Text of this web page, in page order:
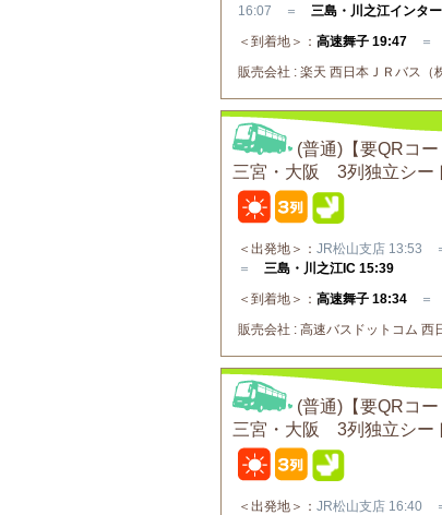
16:07 ＝ 三島・川之江インタ
＜到着地＞： 高速舞子 19:47 ＝
販売会社 : 楽天 西日本ＪＲバス
(普通)【要QRコ
三宮・大阪 3列独立シー
＜出発地＞： JR松山支店
＝ 三島・川之江IC 15:39
＜到着地＞： 高速舞子 18:34 ＝
販売会社 : 高速バスドットコム
(普通)【要QRコ
三宮・大阪 3列独立シー
＜出発地＞： JR松山支店